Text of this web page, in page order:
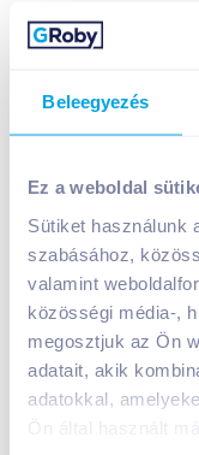
Beleegyezés
Ez a weboldal
Sütiket használunk
szabásához,
valamint
közösségi média-,
megosztjuk az Ön
adatait, akik
adatokkal,
Ön által használt
Nettó
A termék megszűnt